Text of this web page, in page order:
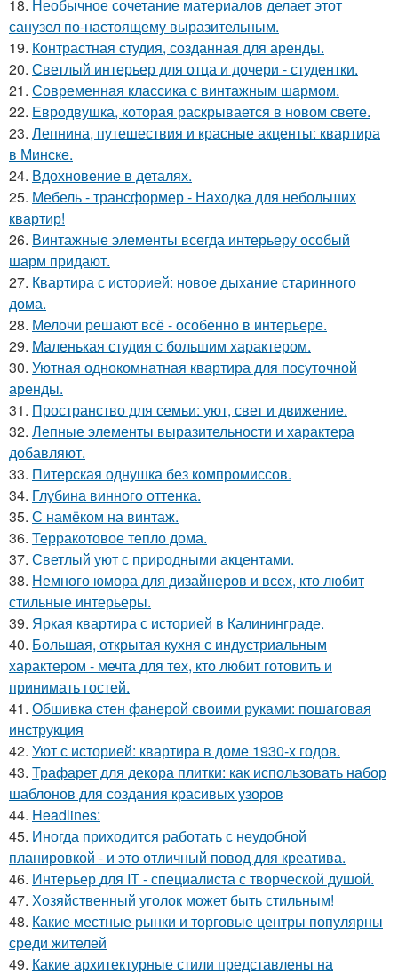
18. Необычное сочетание материалов делает этот
санузел по-настоящему выразительным.
19. Контрастная студия, созданная для аренды.
20. Светлый интерьер для отца и дочери - студентки.
21. Современная классика с винтажным шармом.
22. Евродвушка, которая раскрывается в новом свете.
23. Лепнина, путешествия и красные акценты: квартира
в Минске.
24. Вдохновение в деталях.
25. Мебель - трансформер - Находка для небольших
квартир!
26. Винтажные элементы всегда интерьеру особый
шарм придают.
27. Квартира с историей: новое дыхание старинного
дома.
28. Мелочи решают всё - особенно в интерьере.
29. Маленькая студия с большим характером.
30. Уютная однокомнатная квартира для посуточной
аренды.
31. Пространство для семьи: уют, свет и движение.
32. Лепные элементы выразительности и характера
добавляют.
33. Питерская однушка без компромиссов.
34. Глубина винного оттенка.
35. С намёком на винтаж.
36. Терракотовое тепло дома.
37. Светлый уют с природными акцентами.
38. Немного юмора для дизайнеров и всех, кто любит
стильные интерьеры.
39. Яркая квартира с историей в Калининграде.
40. Большая, открытая кухня с индустриальным
характером - мечта для тех, кто любит готовить и
принимать гостей.
41. Обшивка стен фанерой своими руками: пошаговая
инструкция
42. Уют с историей: квартира в доме 1930-х годов.
43. Трафарет для декора плитки: как использовать набор
шаблонов для создания красивых узоров
44. Headlines:
45. Иногда приходится работать с неудобной
планировкой - и это отличный повод для креатива.
46. Интерьер для IT - специалиста с творческой душой.
47. Хозяйственный уголок может быть стильным!
48. Какие местные рынки и торговые центры популярны
среди жителей
49. Какие архитектурные стили представлены на